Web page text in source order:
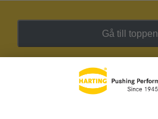
Gå till toppen
HARTING:s nyhetsbrev